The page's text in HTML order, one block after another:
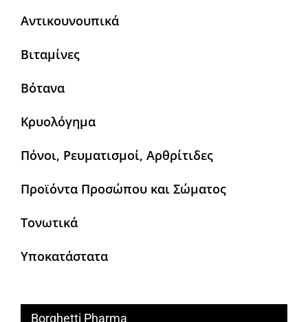
Αντικουνουπικά
Βιταμίνες
Βότανα
Κρυολόγημα
Πόνοι, Ρευματισμοί, Αρθρίτιδες
Προϊόντα Προσώπου και Σώματος
Τονωτικά
Υποκατάστατα
Borghetti Pharma